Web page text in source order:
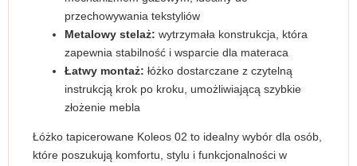
przechowywania tekstyliów
Metalowy stelaż: wytrzymała konstrukcja, która
zapewnia stabilność i wsparcie dla materaca
Łatwy montaż: łóżko dostarczane z czytelną
instrukcją krok po kroku, umożliwiającą szybkie
złożenie mebla
Łóżko tapicerowane Koleos 02 to idealny wybór dla osób,
które poszukują komfortu, stylu i funkcjonalności w